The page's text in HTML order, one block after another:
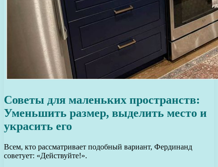
Советы для маленьких пространств:
Уменьшить размер, выделить место и
украсить его
Всем, кто рассматривает подобный вариант, Фердинанд
советует: «Действуйте!».